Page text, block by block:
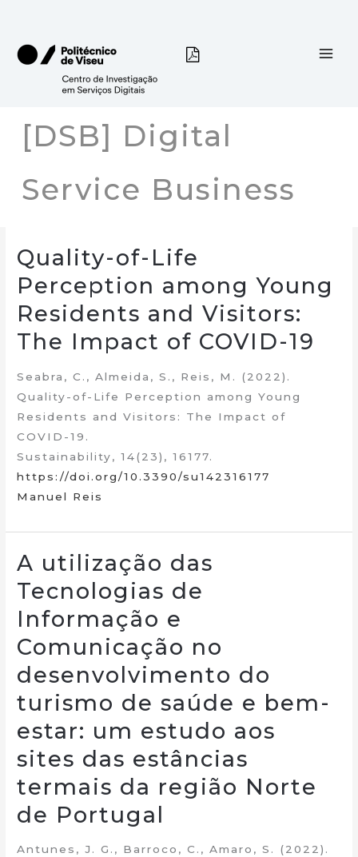
content
[DSB] Digital
Service Business
Quality-of-Life
Perception among Young
Residents and Visitors:
The Impact of COVID-19
Seabra, C., Almeida, S., Reis, M. (2022).
Quality-of-Life Perception among Young
Residents and Visitors: The Impact of
COVID-19.
Sustainability, 14(23), 16177.
https://doi.org/10.3390/su142316177
Manuel Reis
A utilização das
Tecnologias de
Informação e
Comunicação no
desenvolvimento do
turismo de saúde e bem-
estar: um estudo aos
sites das estâncias
termais da região Norte
de Portugal
Antunes, J. G., Barroco, C., Amaro, S. (2022).